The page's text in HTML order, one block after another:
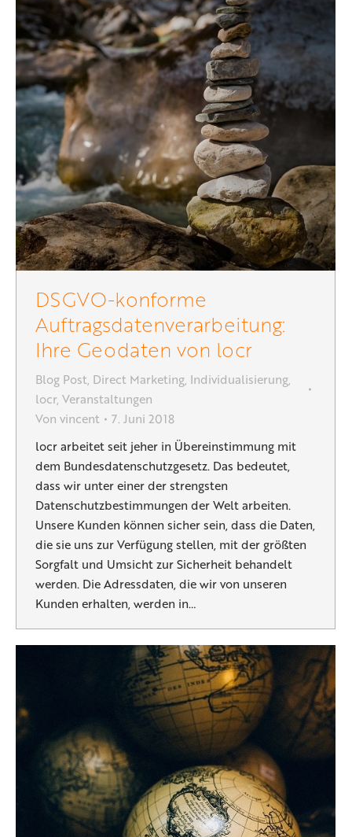
DSGVO-konforme
Auftragsdatenverarbeitung:
Ihre Geodaten von locr
Blog Post, Direct Marketing, Individualisierung,
locr, Veranstaltungen
Von vincent
7. Juni 2018
locr arbeitet seit jeher in Übereinstimmung mit
dem Bundesdatenschutzgesetz. Das bedeutet,
dass wir unter einer der strengsten
Datenschutzbestimmungen der Welt arbeiten.
Unsere Kunden können sicher sein, dass die Daten,
die sie uns zur Verfügung stellen, mit der größten
Sorgfalt und Umsicht zur Sicherheit behandelt
werden. Die Adressdaten, die wir von unseren
Kunden erhalten, werden in…